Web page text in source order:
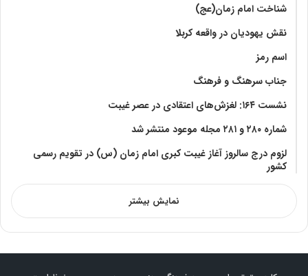
شناخت امام زمان(عج)
نقش یهودیان در واقعه کربلا
اسم رمز
جناب سرهنگ و فرهنگ
نشست ۱۶۴: لغزش‌های اعتقادی در عصر غیبت
شماره ۲۸۰ و ۲۸۱ مجله موعود منتشر شد
لزوم درج سالروز آغاز غیبت کبری امام زمان (س) در تقویم رسمی
کشور
نمایش بیشتر